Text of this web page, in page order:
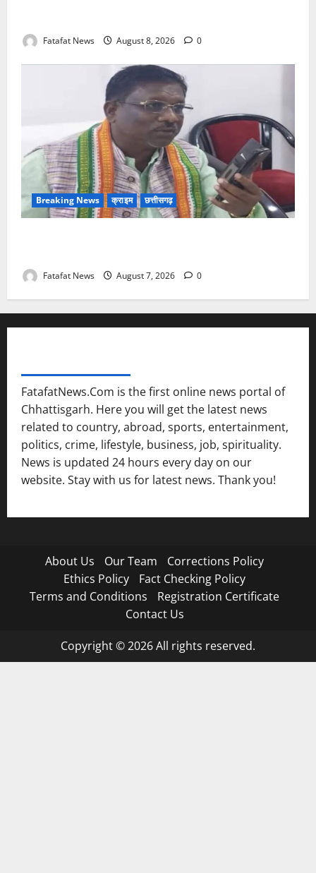
Fatafat News August 8, 2026 0
Breaking News क्राइम छत्तीसगढ़
Fatafat News August 7, 2026 0
FatafatNews.Com is the first online news portal of
Chhattisgarh. Here you will get the latest news
related to country, abroad, sports, entertainment,
politics, crime, lifestyle, business, job, spirituality.
News is updated 24 hours every day on our
website. Stay with us for latest news. Thank you!
About Us Our Team
Corrections Policy
Ethics Policy
Fact Checking Policy
Terms and Conditions
Registration Certificate
Contact Us
Copyright © 2026 All rights reserved.